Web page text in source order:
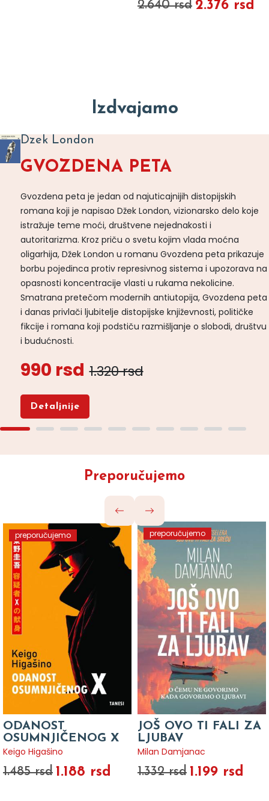
2.640 rsd 2.376 rsd
Izdvajamo
Dzek London
GVOZDENA PETA
Gvozdena peta je jedan od najuticajnijih distopijskih
romana koji je napisao Džek London, vizionarsko delo koje
istražuje teme moći, društvene nejednakosti i
autoritarizma. Kroz priču o svetu kojim vlada moćna
oligarhija, Džek London u romanu Gvozdena peta prikazuje
borbu pojedinca protiv represivnog sistema i upozorava na
opasnosti koncentracije vlasti u rukama nekolicine.
Smatrana pretečom modernih antiutopija, Gvozdena peta
i danas privlači ljubitelje distopijske književnosti, političke
fikcije i romana koji podstiču razmišljanje o slobodi, društvu
i budućnosti.
990 rsd 1.320 rsd
Detaljnije
Preporučujemo
preporučujemo
ODANOST
OSUMNJIČENOG X
Keigo Higašino
1.485 rsd 1.188 rsd
preporučujemo
JOŠ OVO TI FALI ZA
LJUBAV
Milan Damjanac
1.332 rsd 1.199 rsd